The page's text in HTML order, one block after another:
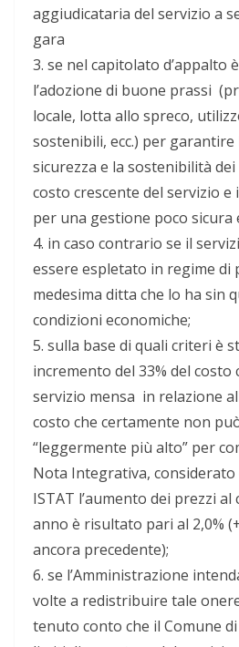
aggiudicataria del servizio a
gara
3. se nel capitolato d’appalto
l’adozione di buone prassi
locale, lotta allo spreco,
sostenibili, ecc.) per garantire
sicurezza e la sostenibilità
costo crescente del servizio
per una gestione poco sicura
4. in caso contrario se il
essere espletato in regime di
medesima ditta che lo ha sin
condizioni economiche;
5. sulla base di quali criteri è
incremento del 33% del costo
servizio mensa in relazione
costo che certamente non
“leggermente più alto” per
Nota Integrativa, considerato
ISTAT l’aumento dei prezzi
anno è risultato pari al 2,0%
ancora precedente);
6. se l’Amministrazione
volte a redistribuire tale
tenuto conto che il Comune